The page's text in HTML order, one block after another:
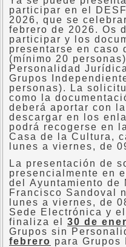
participar en el
2026, que se
febrero de 2026. Os
participar y los
presentarse en caso
(mínimo 20
Personalidad
Grupos
personas). La
como la
deberá aportar con
descargar en los
podrá recogerse en
Casa de la Cultura,
lunes a viernes, de
La presentación de
presencialmente en
del Ayuntamiento de
Francisco Sandoval
lunes a viernes, de
Sede Electrónica y
finaliza el 30 de
Grupos sin
febrero para Grupos